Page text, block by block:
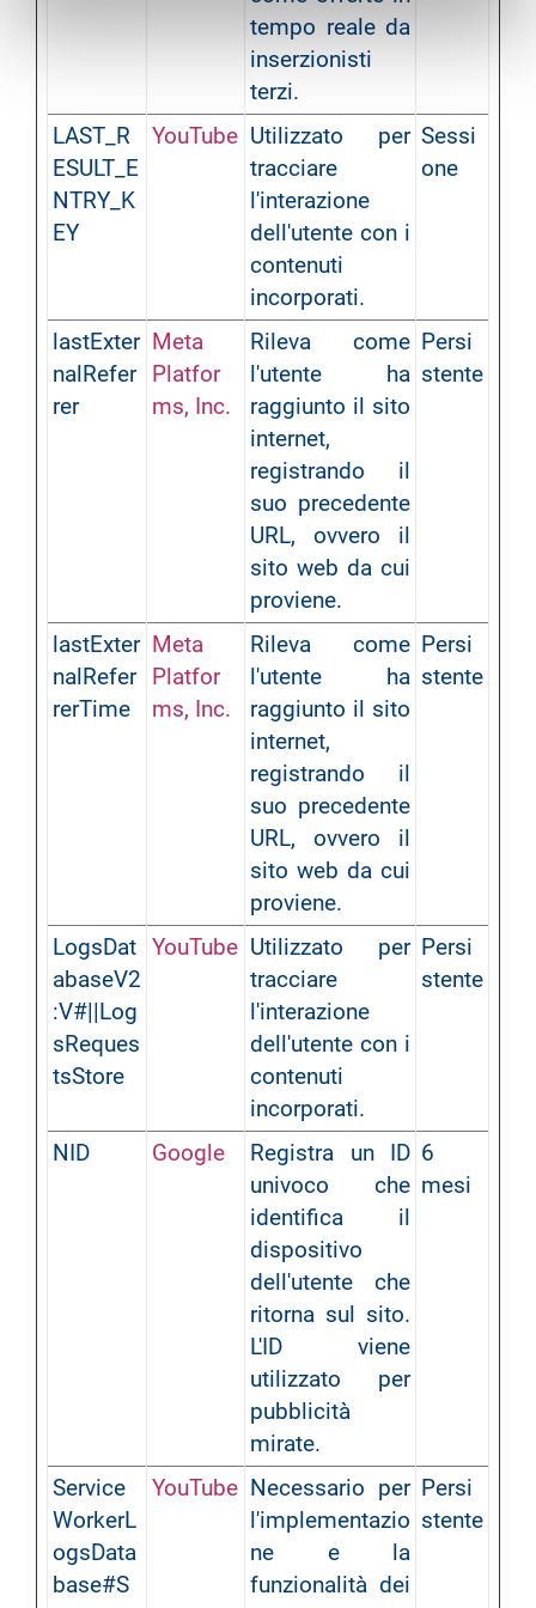
tempo reale da
inserzionisti
terzi.
LAST_R
ESULT_E
NTRY_K
EY
YouTube Utilizzato per
tracciare
l'interazione
dell'utente con i
contenuti
incorporati.
Sessi
one
lastExter
nalRefer
rer
Meta
Platfor
ms, Inc.
Rileva come
l'utente ha
raggiunto il sito
internet,
registrando il
suo precedente
URL, ovvero il
sito web da cui
proviene.
Persi
stente
lastExter
nalRefer
rerTime
Meta
Platfor
ms, Inc.
Rileva come
l'utente ha
raggiunto il sito
internet,
registrando il
suo precedente
URL, ovvero il
sito web da cui
proviene.
Persi
stente
LogsDat
abaseV2
:V#||Log
sReques
tsStore
YouTube Utilizzato per
tracciare
l'interazione
dell'utente con i
contenuti
incorporati.
Persi
stente
NID Google
Registra un ID
univoco che
identifica il
dispositivo
dell'utente che
ritorna sul sito.
L'ID viene
utilizzato per
pubblicità
mirate.
6
mesi
Service
WorkerL
ogsData
base#S
YouTube Necessario per
l'implementazio
ne e la
funzionalità dei
Persi
stente